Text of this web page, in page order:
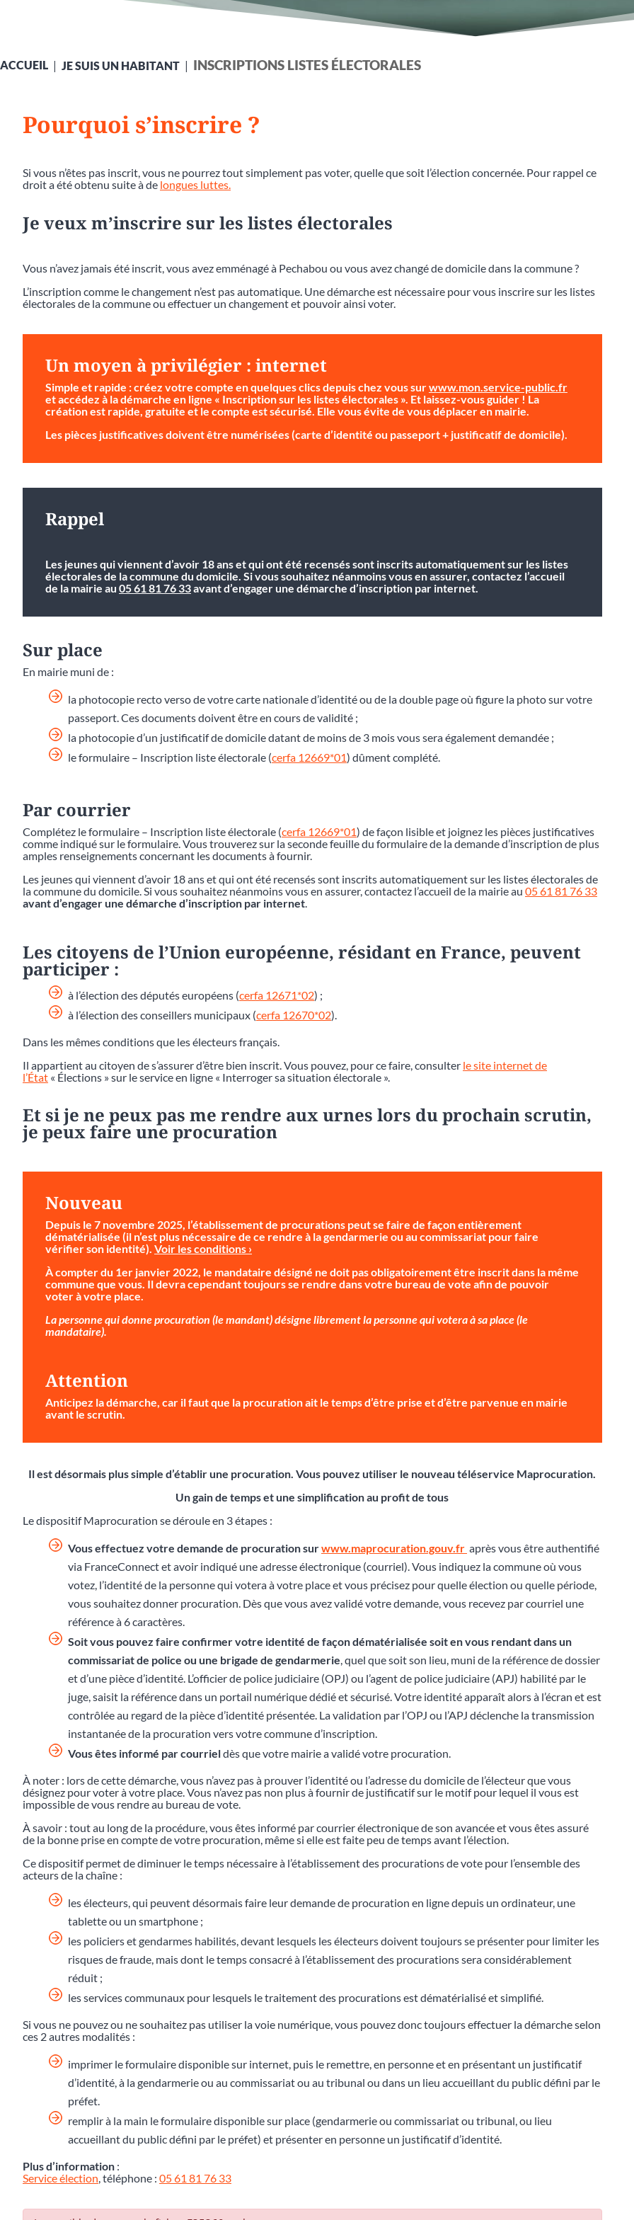
ACCUEIL JE SUIS UN HABITANT INSCRIPTIONS LISTES ÉLECTORALES
Pourquoi s’inscrire ?
Si vous n’êtes pas inscrit, vous ne pourrez tout simplement pas voter, quelle que soit l’élection concernée. Pour rappel ce
droit a été obtenu suite à de longues luttes.
Je veux m’inscrire sur les listes électorales
Vous n’avez jamais été inscrit, vous avez emménagé à Pechabou ou vous avez changé de domicile dans la commune ?
L’inscription comme le changement n’est pas automatique. Une démarche est nécessaire pour vous inscrire sur les listes
électorales de la commune ou effectuer un changement et pouvoir ainsi voter.
Un moyen à privilégier : internet
Simple et rapide : créez votre compte en quelques clics depuis chez vous surwww.mon.service-public.fr
et accédez à la démarche en ligne « Inscription sur les listes électorales ». Et laissez-vous guider ! La
création est rapide, gratuite et le compte est sécurisé. Elle vous évite de vous déplacer en mairie.
Les pièces justificatives doivent être numérisées (carte d’identité ou passeport + justificatif de domicile).
Rappel
Les jeunes qui viennent d’avoir 18 ans et qui ont été recensés sont inscrits automatiquement sur les listes
électorales de la commune du domicile. Si vous souhaitez néanmoins vous en assurer, contactez l’accueil
de la mairie au 05 61 81 76 33avant d’engager une démarche d’inscription par internet.
Sur place
En mairie muni de :
la photocopie recto verso de votre carte nationale d’identité ou de la double page où figure la photo sur votre
passeport. Ces documents doivent être en cours de validité ;
la photocopie d’un justificatif de domicile datant de moins de 3 mois vous sera également demandée ;
le formulaire – Inscription liste électorale (cerfa 12669*01) dûment complété.
Par courrier
Complétez le formulaire – Inscription liste électorale (cerfa 12669*01) de façon lisible et joignez les pièces justificatives
comme indiqué sur le formulaire. Vous trouverez sur la seconde feuille du formulaire de la demande d’inscription de plus
amples renseignements concernant les documents à fournir.
Les jeunes qui viennent d’avoir 18 ans et qui ont été recensés sont inscrits automatiquement sur les listes électorales de
la commune du domicile. Si vous souhaitez néanmoins vous en assurer, contactez l’accueil de la mairie au 05 61 81 76 33
avant d’engager une démarche d’inscription par internet
Les citoyens de l’Union européenne, résidant en France, peuvent
participer :
à l’élection des députés européens (cerfa 12671*02) ;
à l’élection des conseillers municipaux (cerfa 12670*02).
Dans les mêmes conditions que les électeurs français.
Il appartient au citoyen de s’assurer d’être bien inscrit. Vous pouvez, pour ce faire, consulter le site internet de
l’État « Élections » sur le service en ligne « Interroger sa situation électorale ».
Et si je ne peux pas me rendre aux urnes lors du prochain scrutin,
je peux faire une procuration
Nouveau
Depuis le 7 novembre 2025, l’établissement de procurations peut se faire de façon entièrement
dématérialisée (il n’est plus nécessaire de ce rendre à la gendarmerie ou au commissariat pour faire
vérifier son identité). Voir les conditions ›
À compter du 1er janvier 2022, le mandataire désigné ne doit pas obligatoirement être inscrit dans la même
commune que vous. Il devra cependant toujours se rendre dans votre bureau de vote afin de pouvoir
voter à votre place.
La personne qui donne procuration (le mandant) désigne librement la personne qui votera à sa place (le
mandataire).
Attention
Anticipez la démarche, car il faut que la procuration ait le temps d’être prise et d’être parvenue en mairie
avant le scrutin.
Il est désormais plus simple d’établir une procuration. Vous pouvez utiliser le nouveau téléservice Maprocuration.
Un gain de temps et une simplification au profit de tous
Le dispositif Maprocuration se déroule en 3 étapes :
Vous effectuez votre demande de procuration surwww.maprocuration.gouv.fr après vous être authentifié
via FranceConnect et avoir indiqué une adresse électronique (courriel). Vous indiquez la commune où vous
votez, l’identité de la personne qui votera à votre place et vous précisez pour quelle élection ou quelle période,
vous souhaitez donner procuration. Dès que vous avez validé votre demande, vous recevez par courriel une
référence à 6 caractères.
Soit vous pouvez faire confirmer votre identité de façon dématérialisée soit en vous rendantdans un
commissariat de police ou une brigade de gendarmerie, quel que soit son lieu, muni de la référence de dossier
et d’une pièce d’identité. L’officier de police judiciaire (OPJ) ou l’agent de police judiciaire (APJ) habilité par le
juge, saisit la référence dans un portail numérique dédié et sécurisé. Votre identité apparaît alors à l’écran et est
contrôlée au regard de la pièce d’identité présentée. La validation par l’OPJ ou l’APJ déclenche la transmission
instantanée de la procuration vers votre commune d’inscription.
Vous êtes informé par courrieldès que votre mairie a validé votre procuration.
À noter : lors de cette démarche, vous n’avez pas à prouver l’identité ou l’adresse du domicile de l’électeur que vous
désignez pour voter à votre place. Vous n’avez pas non plus à fournir de justificatif sur le motif pour lequel il vous est
impossible de vous rendre au bureau de vote.
À savoir : tout au long de la procédure, vous êtes informé par courrier électronique de son avancée et vous êtes assuré
de la bonne prise en compte de votre procuration, même si elle est faite peu de temps avant l’élection.
Ce dispositif permet de diminuer le temps nécessaire à l’établissement des procurations de vote pour l’ensemble des
acteurs de la chaîne :
les électeurs, qui peuvent désormais faire leur demande de procuration en ligne depuis un ordinateur, une
tablette ou un smartphone ;
les policiers et gendarmes habilités, devant lesquels les électeurs doivent toujours se présenter pour limiter les
risques de fraude, mais dont le temps consacré à l’établissement des procurations sera considérablement
réduit ;
les services communaux pour lesquels le traitement des procurations est dématérialisé et simplifié.
Si vous ne pouvez ou ne souhaitez pas utiliser la voie numérique, vous pouvez donc toujours effectuer la démarche selon
ces 2 autres modalités :
imprimer le formulaire disponible sur internet, puis le remettre, en personne et en présentant un justificatif
d’identité, à la gendarmerie ou au commissariat ou au tribunal ou dans un lieu accueillant du public défini par le
préfet.
remplir à la main le formulaire disponible sur place (gendarmerie ou commissariat ou tribunal, ou lieu
accueillant du public défini par le préfet) et présenter en personne un justificatif d’identité.
Plus d’information :
Service élection, téléphone : 05 61 81 76 33